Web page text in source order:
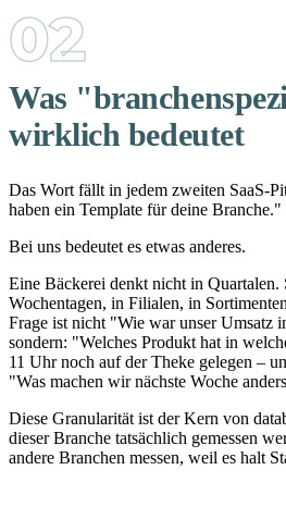
Was
wirklich bedeutet
Das Wort fällt in jedem zweiten SaaS-
haben ein Template für deine Branche."
Bei uns bedeutet es etwas anderes.
Eine Bäckerei denkt nicht in
Wochentagen, in Filialen, in
Frage ist nicht "Wie war unser Umsatz
sondern: "Welches Produkt hat in
11 Uhr noch auf der Theke gelegen –
"Was machen wir nächste Woche
Diese Granularität ist der Kern von
dieser Branche tatsächlich gemessen
andere Branchen messen, weil es halt